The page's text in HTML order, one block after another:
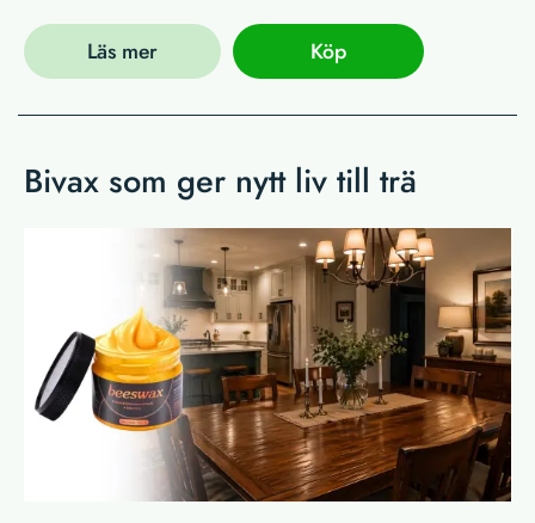
Läs mer Köp
Bivax som ger nytt liv till trä